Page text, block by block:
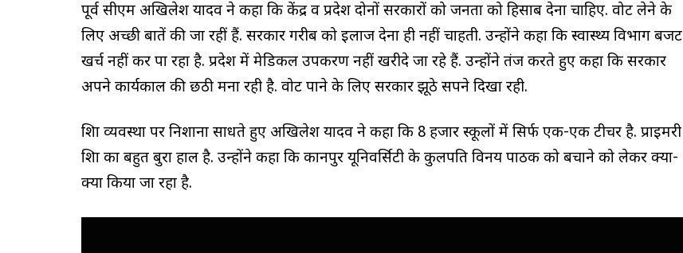
पूर्व सीएम अखिलेश यादव ने कहा कि केंद्र व प्रदेश दोनों सरकारों को जनता को हिसाब देना चाहिए. वोट लेने के
लिए अच्छी बातें की जा रहीं हैं. सरकार गरीब को इलाज देना ही नहीं चाहती. उन्होंने कहा कि स्वास्थ्य विभाग बजट
खर्च नहीं कर पा रहा है. प्रदेश में मेडिकल उपकरण नहीं खरीदे जा रहे हैं. उन्होंने तंज करते हुए कहा कि सरकार
अपने कार्यकाल की छठी मना रही है. वोट पाने के लिए सरकार झूठे सपने दिखा रही.
शिक्षा व्यवस्था पर निशाना साधते हुए अखिलेश यादव ने कहा कि 8 हजार स्कूलों में सिर्फ एक-एक टीचर है. प्राइमरी
शिक्षा का बहुत बुरा हाल है. उन्होंने कहा कि कानपुर यूनिवर्सिटी के कुलपति विनय पाठक को बचाने को लेकर क्या-
क्या किया जा रहा है.